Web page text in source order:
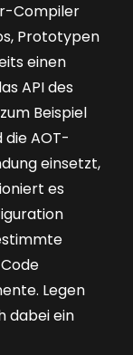
Compiler
Prototypen
einen
API des
Beispiel
AOT-
einsetzt,
es
Legen
dabei ein